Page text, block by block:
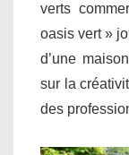
verts
oasis vert »
d’une
sur la
des